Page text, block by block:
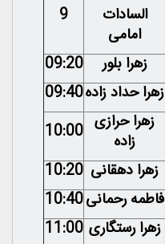
السادات
امامی
9
زهرا بلور
09:20
زهرا حداد زاده09:40
زهرا حرازی
زاده
10:00
زهرا دهقانی 10:20
فاطمه رحمانی10:40
زهرا رستگاری 11:00